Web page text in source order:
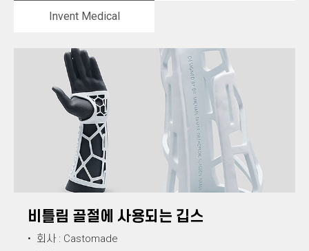
Invent Medical
비틀림 골절에 사용되는 깁스
• 회사 : Castomade